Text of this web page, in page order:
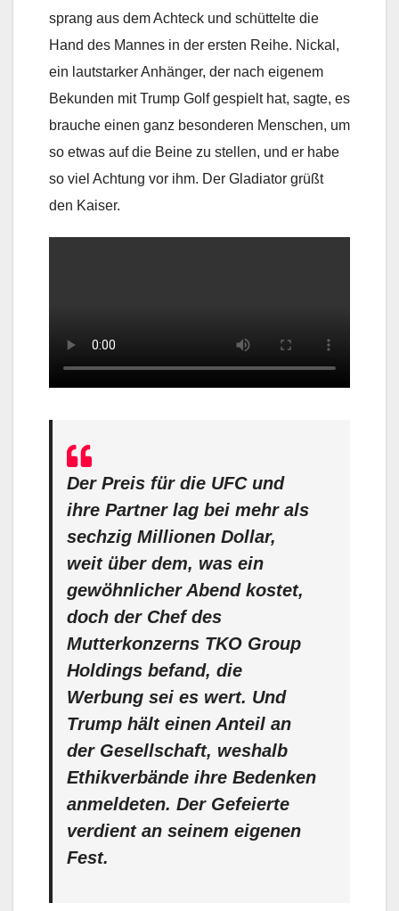
sprang aus dem Achteck und schüttelte die
Hand des Mannes in der ersten Reihe. Nickal,
ein lautstarker Anhänger, der nach eigenem
Bekunden mit Trump Golf gespielt hat, sagte, es
brauche einen ganz besonderen Menschen, um
so etwas auf die Beine zu stellen, und er habe
so viel Achtung vor ihm. Der Gladiator grüßt
den Kaiser.
Der Preis für die UFC und
ihre Partner lag bei mehr als
sechzig Millionen Dollar,
weit über dem, was ein
gewöhnlicher Abend kostet,
doch der Chef des
Mutterkonzerns TKO Group
Holdings befand, die
Werbung sei es wert. Und
Trump hält einen Anteil an
der Gesellschaft, weshalb
Ethikverbände ihre Bedenken
anmeldeten. Der Gefeierte
verdient an seinem eigenen
Fest.